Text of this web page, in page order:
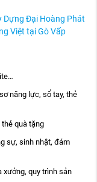
Dựng Đại Hoàng Phát
Việt tại Gò Vấp
năng lực, sổ tay, thẻ
quà tặng
sự, sinh nhật, đám
xưởng, quy trình sản